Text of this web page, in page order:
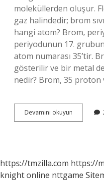
moleküllerden oluşur.
gaz halindedir; brom
hangi atom? Brom,
periyodunun 17.
atom numarası 35’tir.
gösterilir ve bir metal
nedir? Brom, 35
Devamını okuyun
Atomik
https://tmzilla.com https://
knight online nttgame